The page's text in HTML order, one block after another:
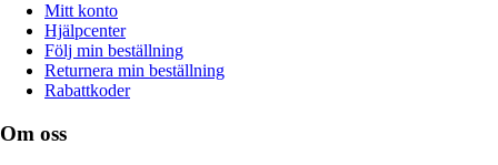
Mitt konto
Hjälpcenter
Följ min beställning
Returnera min beställning
Rabattkoder
Om oss